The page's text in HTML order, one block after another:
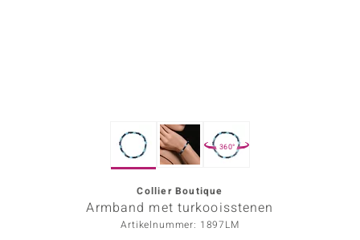
360°
Collier Boutique
Armband met turkooisstenen
Artikelnummer: 1897LM